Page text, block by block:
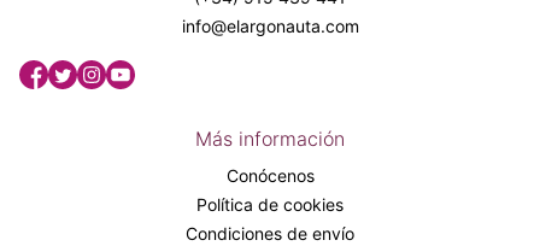
info@elargonauta.com
Más información
Conócenos
Política de cookies
Condiciones de envío